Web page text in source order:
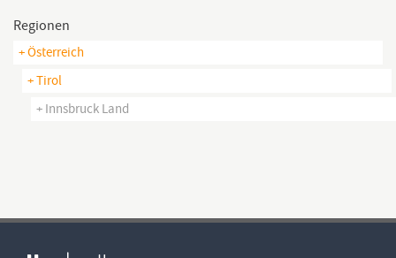
Regionen
+ Österreich
+ Tirol
+ Innsbruck Land